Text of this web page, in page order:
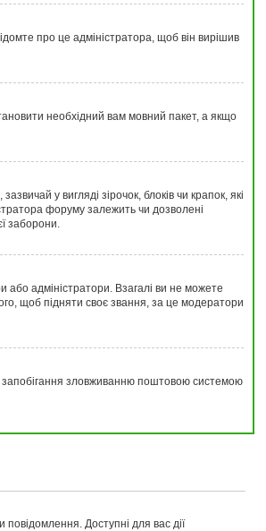
про це адміністратора, щоб він вирішив
необхідний вам мовний пакет, а якщо
у вигляді зірочок, блоків чи крапок, які
форуму залежить чи дозволені
заборони.
або адміністратори. Взагалі ви не можете
щоб підняти своє звання, за це модератори
зловживанню поштовою системою
Доступні для вас дії